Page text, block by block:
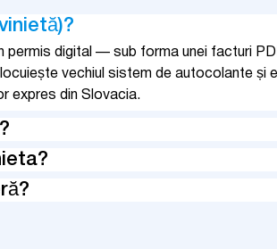
permis digital — sub forma unei facturi
vechiul sistem de autocolante și
expres din Slovacia.